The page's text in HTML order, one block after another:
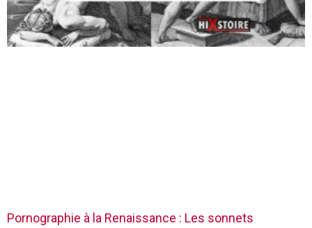
Pornographie à la Renaissance : Les sonnets